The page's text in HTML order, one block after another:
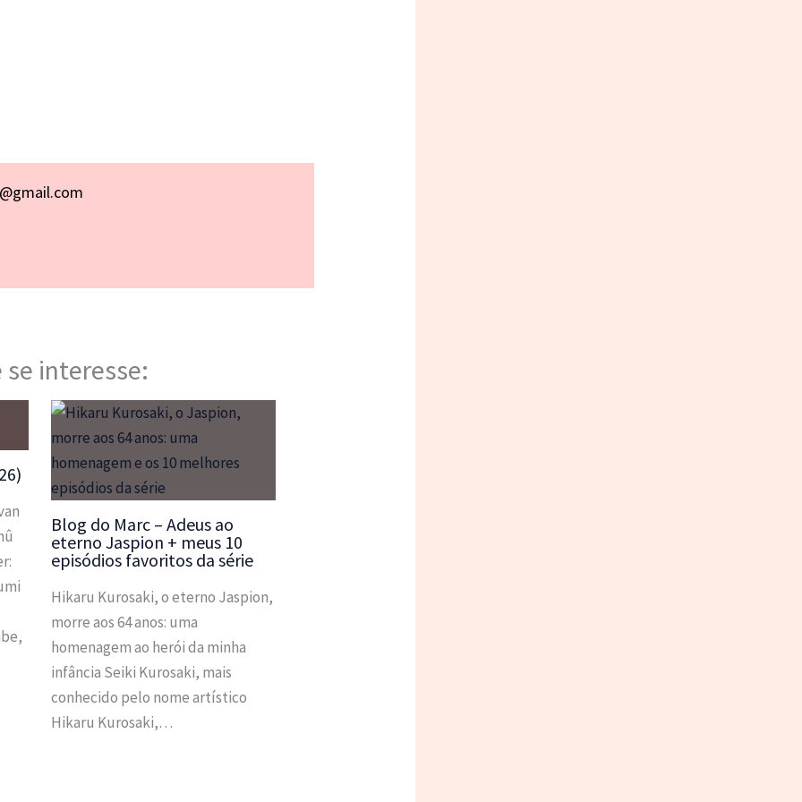
se interesse:
Blog do Marc – Adeus ao
eterno Jaspion + meus 10
episódios favoritos da série
Hikaru Kurosaki, o eterno Jaspion,
morre aos 64 anos: uma
homenagem ao herói da minha
infância Seiki Kurosaki, mais
conhecido pelo nome artístico
Hikaru Kurosaki,…